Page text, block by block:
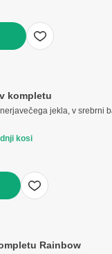
kompletu
jekla, v srebrni
kosi
Rainbow